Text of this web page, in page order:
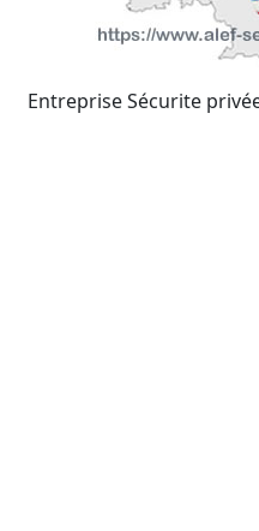
Entreprise Sécurite